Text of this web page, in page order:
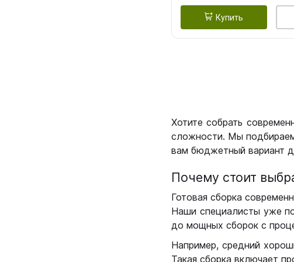
Купить
Хотите собрать
сложности. Мы
вам бюджетный вариант
Почему стоит
Готовая сборка
Наши специалисты уже
до мощных сборок с
Например, средний
Такая сборка включает